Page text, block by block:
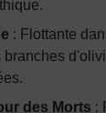
: Flottante
branches
des Morts :